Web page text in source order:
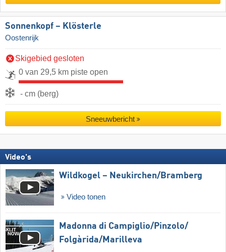
Sonnenkopf – Klösterle
Oostenrijk
Skigebied gesloten
0 van 29,5 km piste open
- cm (berg)
Sneeuwbericht
Video's
Wildkogel – Neukirchen/​Bramberg
Video tonen
Madonna di Campiglio/​Pinzolo/​
Folgàrida/​Marilleva